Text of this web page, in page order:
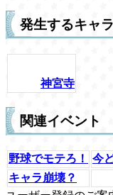
発生するキャラ
神宮寺
関連イベント
野球でモテろ！
今
キャラ崩壊？